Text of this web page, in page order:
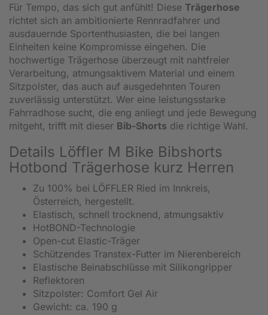
Für Tempo, das sich gut anfühlt! Diese Trägerhose
richtet sich an ambitionierte Rennradfahrer und
ausdauernde Sportenthusiasten, die bei langen
Einheiten keine Kompromisse eingehen. Die
hochwertige Trägerhose überzeugt mit nahtfreier
Verarbeitung, atmungsaktivem Material und einem
Sitzpolster, das auch auf ausgedehnten Touren
zuverlässig unterstützt. Wer eine leistungsstarke
Fahrradhose sucht, die eng anliegt und jede Bewegung
mitgeht, trifft mit dieser Bib-Shorts die richtige Wahl.
Details Löffler M Bike Bibshorts
Hotbond Trägerhose kurz Herren
Zu 100% bei LÖFFLER Ried im Innkreis,
Österreich, hergestellt.
Elastisch, schnell trocknend, atmungsaktiv
HotBOND-Technologie
Open-cut Elastic-Träger
Schützendes Transtex-Futter im Nierenbereich
Elastische Beinabschlüsse mit Silikongripper
Reflektoren
Sitzpolster: Comfort Gel Air
Gewicht: ca. 190 g